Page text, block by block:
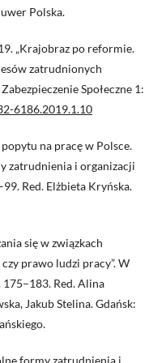
Polska.
„Krajobraz po reformie.
zatrudnionych
Społeczne 1:
6186.2019.1.10
na pracę w Polsce.
zatrudnienia i organizacji
Red. Elżbieta Kryńska.
się w związkach
prawo ludzi pracy”. W
Red. Alina
Jakub Stelina. Gdańsk:
formy zatrudnienia i